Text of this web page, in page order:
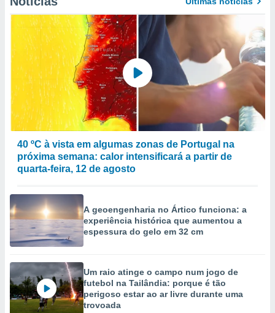
40 ºC à vista em algumas zonas de Portugal na
próxima semana: calor intensificará a partir de
quarta-feira, 12 de agosto
A geoengenharia no Ártico funciona: a
experiência histórica que aumentou a
espessura do gelo em 32 cm
Um raio atinge o campo num jogo de
futebol na Tailândia: porque é tão
perigoso estar ao ar livre durante uma
trovoada